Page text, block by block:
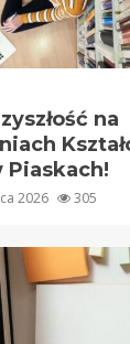
na
2026 305